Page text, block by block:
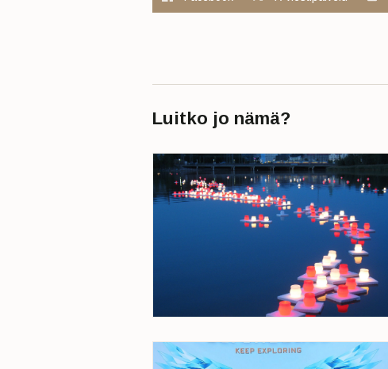
Luitko jo nämä?